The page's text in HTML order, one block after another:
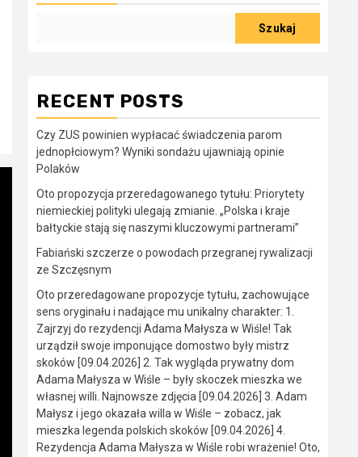
Szukaj
RECENT POSTS
Czy ZUS powinien wypłacać świadczenia parom
jednopłciowym? Wyniki sondażu ujawniają opinie
Polaków
Oto propozycja przeredagowanego tytułu: Priorytety
niemieckiej polityki ulegają zmianie. „Polska i kraje
bałtyckie stają się naszymi kluczowymi partnerami”
Fabiański szczerze o powodach przegranej rywalizacji
ze Szczęsnym
Oto przeredagowane propozycje tytułu, zachowujące
sens oryginału i nadające mu unikalny charakter: 1.
Zajrzyj do rezydencji Adama Małysza w Wiśle! Tak
urządził swoje imponujące domostwo były mistrz
skoków [09.04.2026] 2. Tak wygląda prywatny dom
Adama Małysza w Wiśle – były skoczek mieszka we
własnej willi. Najnowsze zdjęcia [09.04.2026] 3. Adam
Małysz i jego okazała willa w Wiśle – zobacz, jak
mieszka legenda polskich skoków [09.04.2026] 4.
Rezydencja Adama Małysza w Wiśle robi wrażenie! Oto,